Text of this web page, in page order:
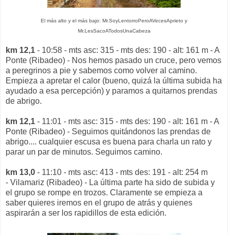
El más alto y el más bajo: Mr.SoyLentorroPeroAVecesAprieto y
Mr.LesSacoATodosUnaCabeza
km 12,1 - 10:58 - mts asc: 315 - mts des: 190 - alt: 161 m - A
Ponte (Ribadeo) - Nos hemos pasado un cruce, pero vemos
a peregrinos a pie y sabemos como volver al camino.
Empieza a apretar el calor (bueno, quizá la última subida ha
ayudado a esa percepción) y paramos a quitarnos prendas
de abrigo.
km 12,1 - 11:01 - mts asc: 315 - mts des: 190 - alt: 161 m - A
Ponte (Ribadeo) - Seguimos quitándonos las prendas de
abrigo.... cualquier escusa es buena para charla un rato y
parar un par de minutos. Seguimos camino.
km 13,0 - 11:10 - mts asc: 413 - mts des: 191 - alt: 254 m
- Vilamariz (Ribadeo) - La última parte ha sido de subida y
el grupo se rompe en trozos. Claramente se empieza a
saber quieres iremos en el grupo de atrás y quienes
aspirarán a ser los rapidillos de esta edición.